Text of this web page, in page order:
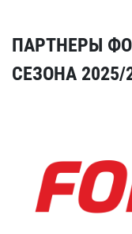
ПАРТНЕРЫ
СЕЗОНА 2025/